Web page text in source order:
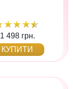
1 498 грн.
КУПИТИ